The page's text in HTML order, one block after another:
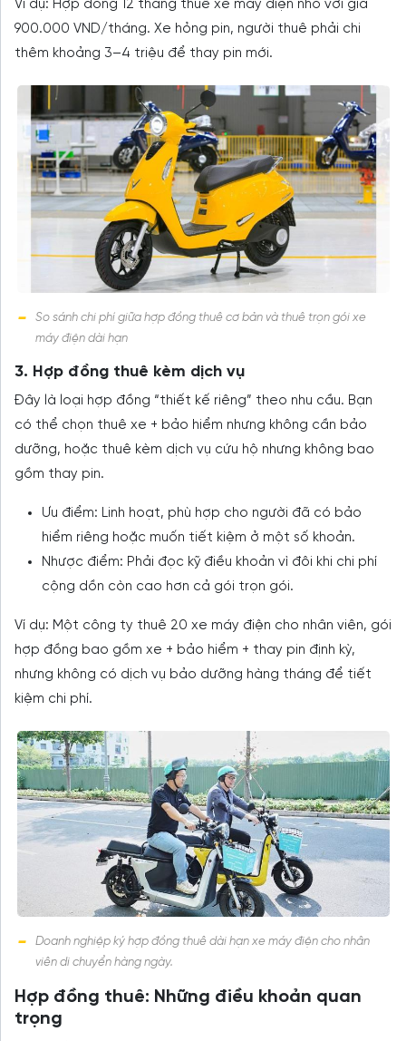
Ví dụ: Hợp đồng 12 tháng thuê xe máy điện nhỏ với giá
900.000 VND/tháng. Xe hỏng pin, người thuê phải chi
thêm khoảng 3–4 triệu để thay pin mới.
So sánh chi phí giữa hợp đồng thuê cơ bản và thuê trọn gói xe
máy điện dài hạn
3. Hợp đồng thuê kèm dịch vụ
Đây là loại hợp đồng “thiết kế riêng” theo nhu cầu. Bạn
có thể chọn thuê xe + bảo hiểm nhưng không cần bảo
dưỡng, hoặc thuê kèm dịch vụ cứu hộ nhưng không bao
gồm thay pin.
Ưu điểm: Linh hoạt, phù hợp cho người đã có bảo
hiểm riêng hoặc muốn tiết kiệm ở một số khoản.
Nhược điểm: Phải đọc kỹ điều khoản vì đôi khi chi phí
cộng dồn còn cao hơn cả gói trọn gói.
Ví dụ: Một công ty thuê 20 xe máy điện cho nhân viên, gói
hợp đồng bao gồm xe + bảo hiểm + thay pin định kỳ,
nhưng không có dịch vụ bảo dưỡng hàng tháng để tiết
kiệm chi phí.
Doanh nghiệp ký hợp đồng thuê dài hạn xe máy điện cho nhân
viên di chuyển hàng ngày.
Hợp đồng thuê: Những điều khoản quan
trọng